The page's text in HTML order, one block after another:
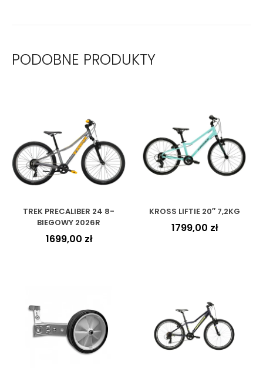
PODOBNE PRODUKTY
TREK PRECALIBER 24 8-
BIEGOWY 2026R
1699,00 zł
KROSS LIFTIE 20″ 7,2KG
1799,00 zł